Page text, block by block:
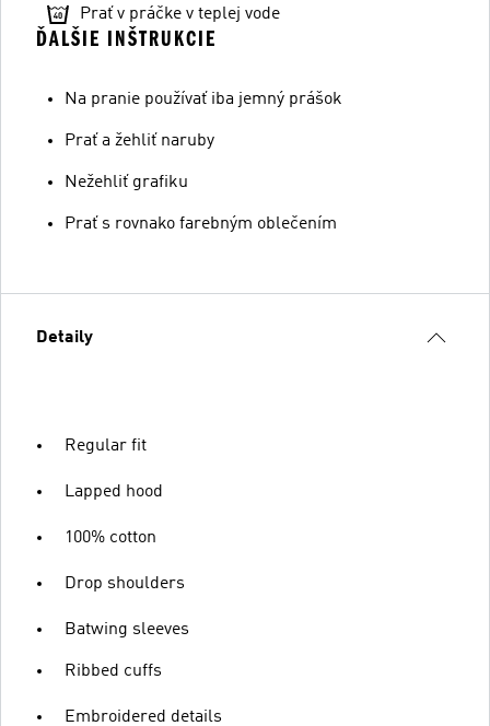
Prať v práčke v teplej vode
ĎALŠIE INŠTRUKCIE
Na pranie používať iba jemný prášok
Prať a žehliť naruby
Nežehliť grafiku
Prať s rovnako farebným oblečením
Detaily
Regular fit
Lapped hood
100% cotton
Drop shoulders
Batwing sleeves
Ribbed cuffs
Embroidered details